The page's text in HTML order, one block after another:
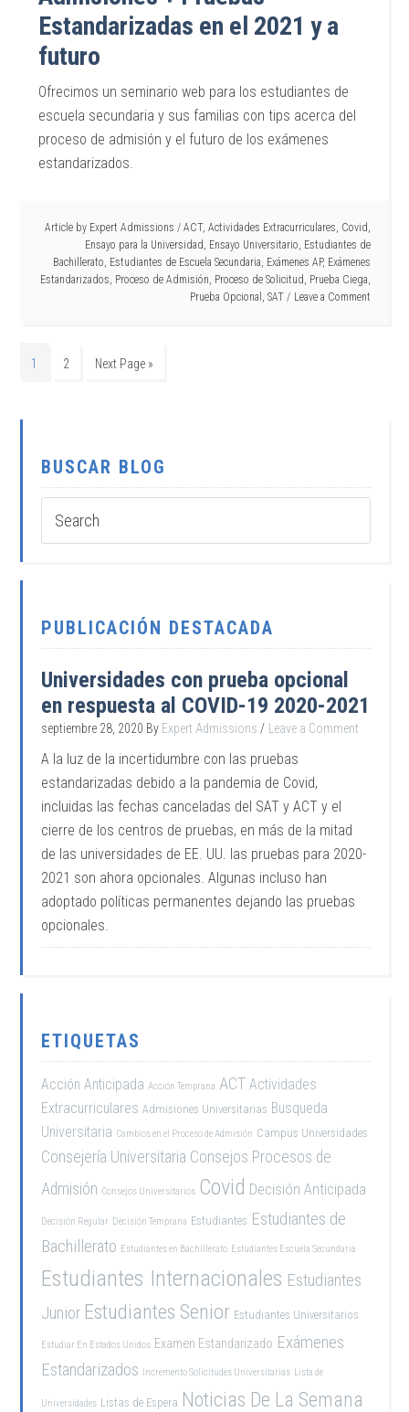
Estandarizadas en el 2021 y a
futuro
Ofrecimos un seminario web para los estudiantes de
escuela secundaria y sus familias con tips acerca del
proceso de admisión y el futuro de los exámenes
estandarizados.
Article by Expert Admissions / ACT, Actividades Extracurriculares, Covid,
Ensayo para la Universidad, Ensayo Universitario, Estudiantes de
Bachillerato, Estudiantes de Escuela Secundaria, Exámenes AP, Exámenes
Estandarizados, Proceso de Admisión, Proceso de Solicitud, Prueba Ciega,
Prueba Opcional , SAT Leave a Comment
1 2 Next Page »
BUSCAR BLOG
PUBLICACIÓN DESTACADA
Universidades con prueba opcional
en respuesta al COVID-19 2020-2021
septiembre 28, 2020 By Expert Admissions Leave a Comment
A la luz de la incertidumbre con las pruebas
estandarizadas debido a la pandemia de Covid,
incluidas las fechas canceladas del SAT y ACT y el
cierre de los centros de pruebas, en más de la mitad
de las universidades de EE. UU. las pruebas para 2020-
2021 son ahora opcionales. Algunas incluso han
adoptado políticas permanentes dejando las pruebas
opcionales.
ETIQUETAS
Acción Anticipada Acción Temprana ACT Actividades
Extracurriculares Admisiones Universitarias Busqueda
Universitaria Cambios en el Proceso de Admisión Campus Universidades
Consejería Universitaria Consejos Procesos de
Admisión Consejos Universitarios Covid Decisión Anticipada
Decisión Regular Decisión Temprana Estudiantes Estudiantes de
Bachillerato Estudiantes en Bachillerato Estudiantes Escuela Secundaria
Estudiantes Internacionales Estudiantes
Junior Estudiantes Senior Estudiantes Universitarios
Estudiar En Estados Unidos Examen Estandarizado Exámenes
Estandarizados Incremento Solicitudes Universitarias Lista de
Universidades Listas de Espera Noticias De La Semana